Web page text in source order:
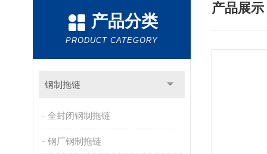
产品分类
PRODUCT CATEGORY
钢制拖链
全封闭钢制拖链
钢厂钢制拖链
产品展示